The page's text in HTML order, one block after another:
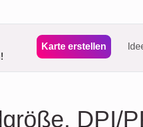
Karte erstellen
DPI/